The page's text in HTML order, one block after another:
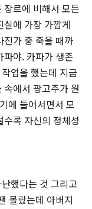
르에 비해서 모든
에 가장 가깝게
진가 중 죽을 때까
야. 카파가 생존
업을 했는데 지금
에서 광고주가 원
에 들어서면서 모
록 자신의 정체성
했다는 것 그리고
몰랐는데 아버지